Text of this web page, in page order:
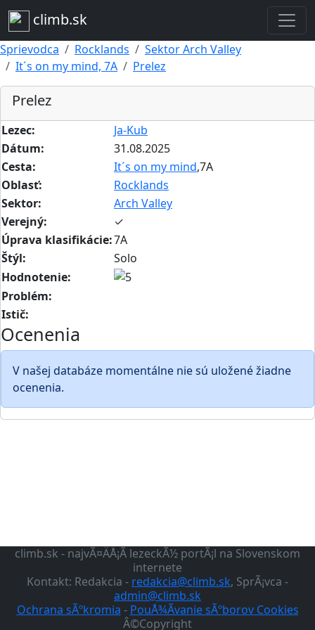
climb.sk
Sprievodca Rocklands
Sektor Arch Valley
It´s on my mind, 7A
Prelez
Prelez
Lezec:
Ja-Kub
Dátum:
31.08.2025
Cesta:
It´s on my mind,7A
Oblasť:
Rocklands
Sektor:
Arch Valley
Verejný:
✓
Úprava klasifikácie:7A
Štýl:
Solo
Hodnotenie:
Problém:
Istič:
Ocenenia
V našej databáze momentálne nie sú uložené žiadne
ocenenia.
climb.sk - najvÃ¤ÄÅ¡Ã­ lezeckÃ½ portÃ¡l na Slovenskom
internete
Kontakt: Redakcia - redakcia@climb.sk, SprÃ¡vca -
admin@climb.sk
Ochrana sÃºkromia - PouÅ¾Ã­vanie sÃºborov Cookies
Â©Copyright